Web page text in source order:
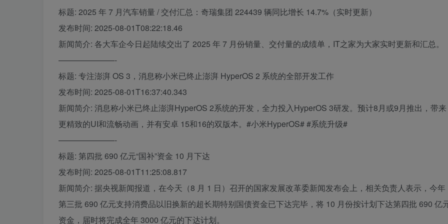
标题: 2025 年 7 月汽车销量 / 交付汇总：奇瑞集团 224439 辆同比增长 14.7%（实时更新）
发布时间: 2025-08-01T08:22:18.46
新闻简介: 各大车企今日起陆续交出了 2025 年 7 月份销量、交付量的成绩单，IT之家为大家实时更新和汇总。
———————-
标题: 专注澎湃 OS 3，消息称小米已终止澎湃 HyperOS 2 系统的全部开发工作
发布时间: 2025-08-01T16:37:40.343
新闻简介: 消息称小米已终止澎湃HyperOS 2系统的开发，全力投入HyperOS 3研发。预计8月或9月推出，带来
更精致的UI和流畅动画，并有安卓 15和16的双版本。#小米HyperOS# #系统升级#
———————-
标题: 第四批 690 亿元“国补”资金 10 月下达
发布时间: 2025-08-01T11:25:08.817
新闻简介: 据央视新闻报道，在今天（8 月 1 日）召开的国家发展改革委新闻发布会上，相关负责人表示，今年
第三批 690 亿元支持消费品以旧换新的超长期特别国债资金已下达完毕，将 10 月份按计划下达第四批 690 亿
资金，届时将完成全年 3000 亿元的下达计划。